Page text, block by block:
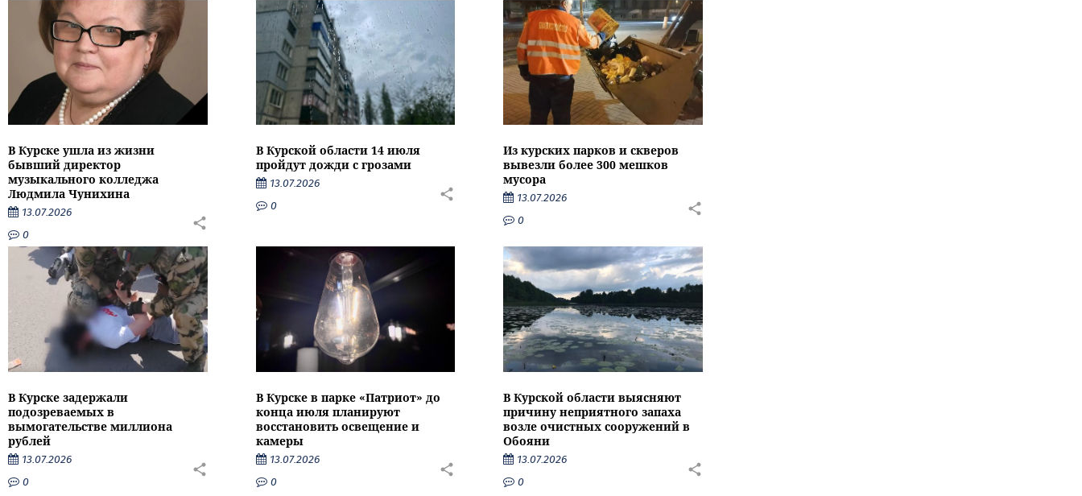
В Курске ушла из жизни
бывший директор
музыкального колледжа
Людмила Чунихина
13.07.2026
0
В Курской области 14 июля
пройдут дожди с грозами
13.07.2026
0
Из курских парков и скверов
вывезли более 300 мешков
мусора
13.07.2026
0
В Курске задержали
подозреваемых в
вымогательстве миллиона
рублей
13.07.2026
0
В Курске в парке «Патриот» до
конца июля планируют
восстановить освещение и
камеры
13.07.2026
0
В Курской области выясняют
причину неприятного запаха
возле очистных сооружений в
Обояни
13.07.2026
0